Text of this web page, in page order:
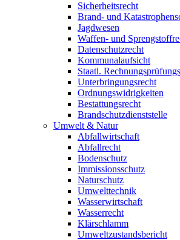
Sicherheitsrecht
Brand- und
Jagdwesen
Waffen- und
Datenschutzrecht
Kommunalaufsicht
Staatl.
Unterbringungsrecht
Ordnungswidrigkeiten
Bestattungsrecht
Brandschutzdienststelle
Umwelt & Natur
Abfallwirtschaft
Abfallrecht
Bodenschutz
Immissionsschutz
Naturschutz
Umwelttechnik
Wasserwirtschaft
Wasserrecht
Klärschlamm
Umweltzustandsbericht